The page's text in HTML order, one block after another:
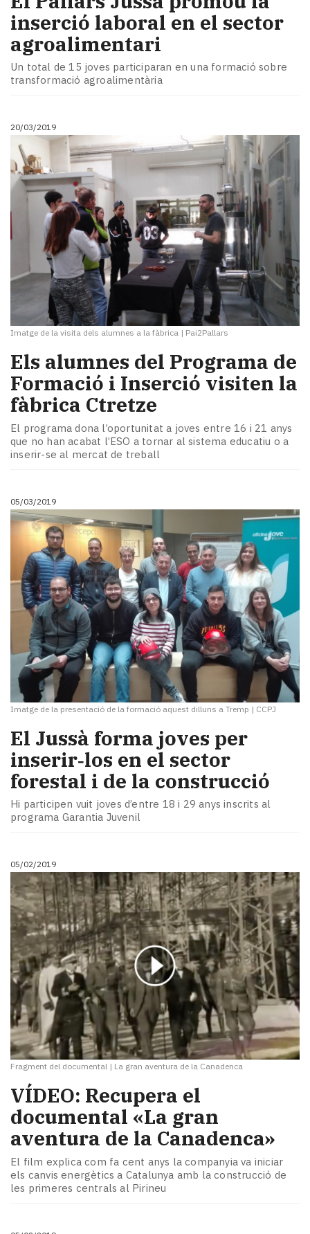
inserció laboral en el sector
agroalimentari
Un total de 15 joves participaran en una formació sobre
transformació agroalimentària
20/03/2019
Imatge de la visita dels alumnes a la fàbrica | Pai2Pallars
Els alumnes del Programa de
Formació i Inserció visiten la
fàbrica Ctretze
El programa dona l’oportunitat a joves entre 16 i 21 anys
que no han acabat l’ESO a tornar al sistema educatiu o a
inserir-se al mercat de treball
05/03/2019
Imatge de la presentació de la formació aquest dilluns a Tremp | CCPJ
El Jussà forma joves per
inserir‑los en el sector
forestal i de la construcció
Hi participen vuit joves d’entre 18 i 29 anys inscrits al
programa Garantia Juvenil
05/02/2019
Fragment del documental | La gran aventura de la Canadenca
VÍDEO: Recupera el
documental «La gran
aventura de la Canadenca»
El film explica com fa cent anys la companyia va iniciar
els canvis energètics a Catalunya amb la construcció de
les primeres centrals al Pirineu